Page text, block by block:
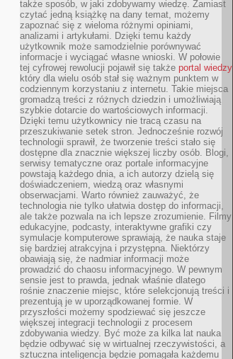
także sposób, w jaki zdobywamy wiedzę. Zamiast
czytać jedną książkę na dany temat, możemy
zapoznać się z wieloma różnymi opiniami,
analizami i artykułami. Dzięki temu każdy
użytkownik może samodzielnie porównywać
informacje i wyciągać własne wnioski. W połowie
tej cyfrowej rewolucji pojawił się także portal wiedzy
który dla wielu osób stał się ważnym punktem w
codziennym korzystaniu z internetu. Takie miejsca
gromadzą treści z różnych dziedzin i umożliwiają
szybkie dotarcie do wartościowych informacji.
Dzięki temu użytkownicy nie tracą czasu na
przeszukiwanie setek stron. Jednocześnie rozwój
technologii sprawił, że tworzenie treści stało się
dostępne dla znacznie większej liczby osób. Blogi,
serwisy tematyczne oraz portale informacyjne
powstają każdego dnia, a ich autorzy dzielą się
doświadczeniem, wiedzą oraz własnymi
obserwacjami. Warto również zauważyć, że
technologia nie tylko ułatwia dostęp do informacji,
ale także pozwala na ich lepsze zrozumienie. Filmy
edukacyjne, podcasty, interaktywne grafiki czy
symulacje komputerowe sprawiają, że nauka staje
się bardziej atrakcyjna i przystępna. Niektórzy
obawiają się, że nadmiar informacji może
prowadzić do chaosu informacyjnego. W pewnym
sensie jest to prawda, jednak właśnie dlatego
rośnie znaczenie miejsc, które selekcjonują treści i
prezentują je w uporządkowanej formie. W
przyszłości możemy spodziewać się jeszcze
większej integracji technologii z procesem
zdobywania wiedzy. Być może za kilka lat nauka
będzie odbywać się w wirtualnej rzeczywistości, a
sztuczna inteligencja będzie pomagała każdemu